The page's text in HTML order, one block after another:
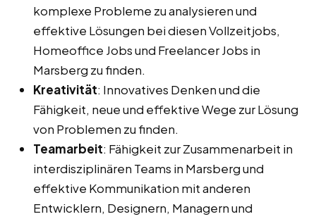
komplexe Probleme zu analysieren und
effektive Lösungen bei diesen Vollzeitjobs,
Homeoffice Jobs und Freelancer Jobs in
Marsberg zu finden.
Kreativität: Innovatives Denken und die
Fähigkeit, neue und effektive Wege zur Lösung
von Problemen zu finden.
Teamarbeit: Fähigkeit zur Zusammenarbeit in
interdisziplinären Teams in Marsberg und
effektive Kommunikation mit anderen
Entwicklern, Designern, Managern und